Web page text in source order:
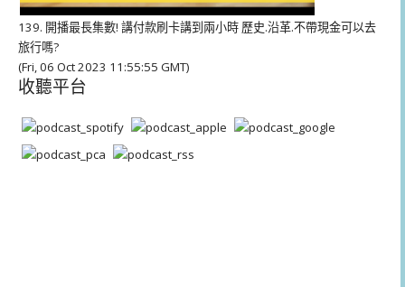
139. 開播最長集數! 講付款刷卡講到兩小時 歷史.沿革.不帶現金可以去
旅行嗎?
(Fri, 06 Oct 2023 11:55:55 GMT)
收聽平台